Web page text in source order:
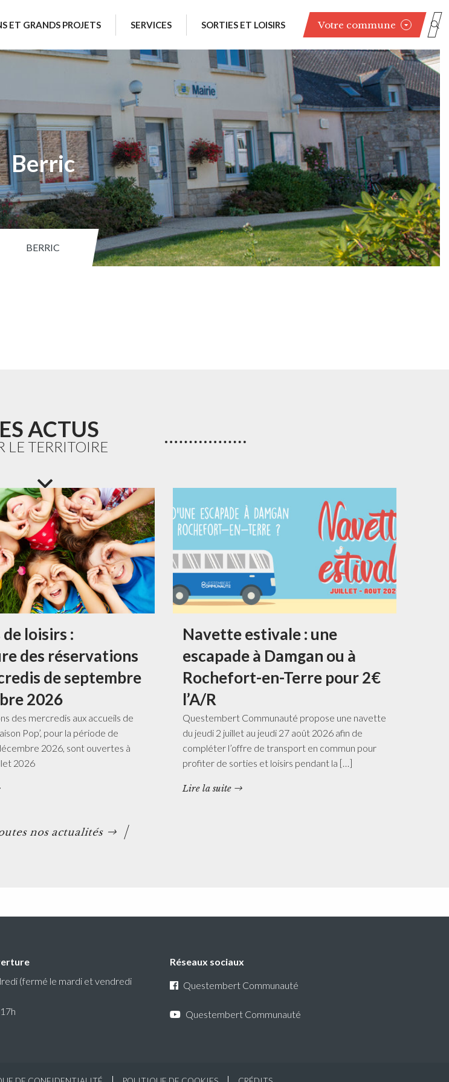
ET GRANDS PROJETS SERVICES SORTIES ET LOISIRS Votre commune
Berric
BERRIC
ACTUS
LE TERRITOIRE
loisirs :
des réservations
de septembre
2026
des mercredis aux accueils de
Pop’, pour la période de
2026, sont ouvertes à
2026
Navette estivale : une
escapade à Damgan ou à
Rochefort-en-Terre pour 2€
l’A/R
Questembert Communauté propose une navette
du jeudi 2 juillet au jeudi 27 août 2026 afin de
compléter l’offre de transport en commun pour
profiter de sorties et loisirs pendant la […]
Lire la suite
nos actualités
(fermé le mardi et vendredi
Réseaux sociaux
Questembert Communauté
Questembert Communauté